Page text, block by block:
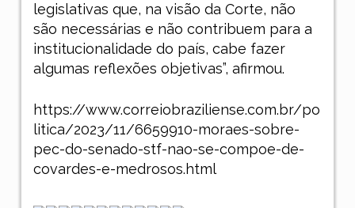
legislativas que, na visão da Corte, não
são necessárias e não contribuem para a
institucionalidade do país, cabe fazer
algumas reflexões objetivas”, afirmou.
https://www.correiobraziliense.com.br/po
litica/2023/11/6659910-moraes-sobre-
pec-do-senado-stf-nao-se-compoe-de-
covardes-e-medrosos.html